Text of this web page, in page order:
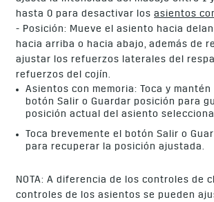
hasta 0 para desactivar losasientos
- Posición: Mueve el asiento hacia
hacia arriba o hacia abajo, además de
ajustar los refuerzos laterales del
refuerzos del cojín.
Asientos con memoria: Toca y
botón Salir o Guardar posición para
posición actual del asiento
Toca brevemente el botón Salir o
para recuperar la posición ajustada.
NOTA: A diferencia de los controles de
controles de los asientos se pueden